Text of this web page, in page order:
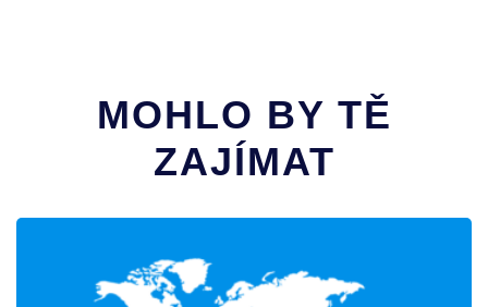
MOHLO BY TĚ
ZAJÍMAT